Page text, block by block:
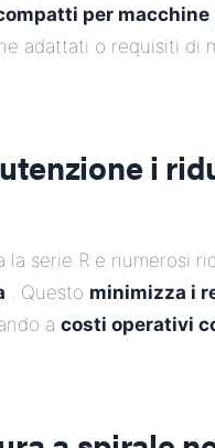
per macchine
adattati o requisiti di
i
la serie R e numerosi
. Questo minimizza i
a costi operativi